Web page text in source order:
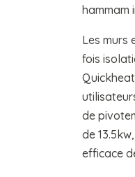
hammam
Les murs
fois
de
de
efficace